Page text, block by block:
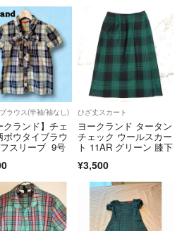
ス代等の商品代金以上のご請求、不良品
はお受けできません。
、いかなる理由でもご返品をお断りさせ
トナーです。
law/vtr/
official/law/vtr/#return_policy
号：T4260002013524
ラウス(半袖/袖なし)
クランド】チェ
ボウタイブラウ
スリーブ 9号
ひざ丈スカート
ヨークランド タータン
チェック ウールスカー
ト 11AR グリーン 膝下
¥3,500